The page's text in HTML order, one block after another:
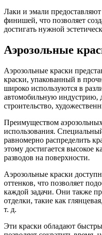
Лаки и эмали
финишей, что позволяет
достигать нужной
Аэрозольные
Аэрозольные краски
краски, упакованный в
широко используются в
автомобильную индустрию,
строительство,
Преимуществом
использования.
равномерно распределить
этому достигается высокое
разводов на поверхности.
Аэрозольные краски
оттенков, что позволяет
каждой задачи. Они также
отделки, такие как
т. д.
Эти краски обладают